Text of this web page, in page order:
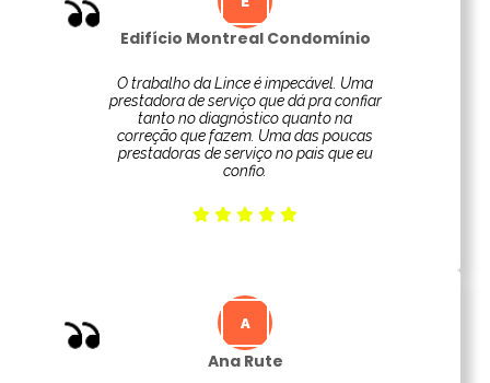
Edifício Montreal Condomínio
O trabalho da Lince é impecável. Uma
prestadora de serviço que dá pra confiar
tanto no diagnóstico quanto na
correção que fazem. Uma das poucas
prestadoras de serviço no pais que eu
confio.
Ana Rute